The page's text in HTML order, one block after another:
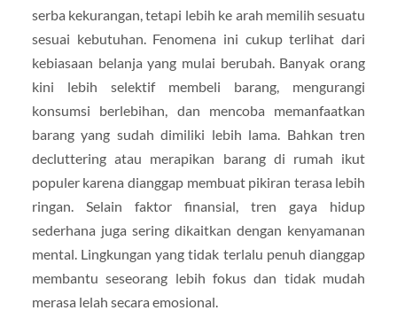
serba kekurangan, tetapi lebih ke arah memilih sesuatu
sesuai kebutuhan. Fenomena ini cukup terlihat dari
kebiasaan belanja yang mulai berubah. Banyak orang
kini lebih selektif membeli barang, mengurangi
konsumsi berlebihan, dan mencoba memanfaatkan
barang yang sudah dimiliki lebih lama. Bahkan tren
decluttering atau merapikan barang di rumah ikut
populer karena dianggap membuat pikiran terasa lebih
ringan. Selain faktor finansial, tren gaya hidup
sederhana juga sering dikaitkan dengan kenyamanan
mental. Lingkungan yang tidak terlalu penuh dianggap
membantu seseorang lebih fokus dan tidak mudah
merasa lelah secara emosional.